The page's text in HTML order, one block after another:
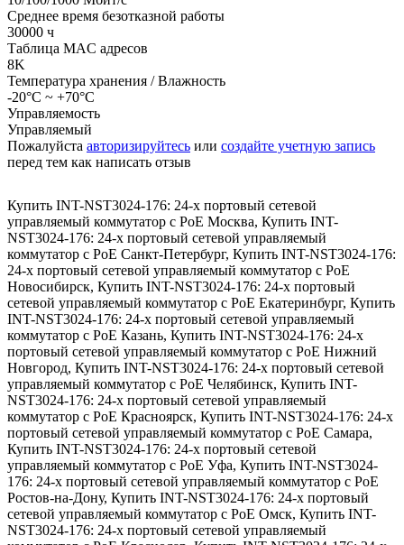
Среднее время безотказной работы
30000 ч
Таблица MAC адресов
8K
Температура хранения / Влажность
-20°C ~ +70°C
Управляемость
Управляемый
Пожалуйста авторизируйтесь или создайте учетную запись
перед тем как написать отзыв
Купить INT-NST3024-176: 24-х портовый сетевой
управляемый коммутатор с PoE Москва, Купить INT-
NST3024-176: 24-х портовый сетевой управляемый
коммутатор с PoE Санкт-Петербург, Купить INT-NST3024-176:
24-х портовый сетевой управляемый коммутатор с PoE
Новосибирск, Купить INT-NST3024-176: 24-х портовый
сетевой управляемый коммутатор с PoE Екатеринбург, Купить
INT-NST3024-176: 24-х портовый сетевой управляемый
коммутатор с PoE Казань, Купить INT-NST3024-176: 24-х
портовый сетевой управляемый коммутатор с PoE Нижний
Новгород, Купить INT-NST3024-176: 24-х портовый сетевой
управляемый коммутатор с PoE Челябинск, Купить INT-
NST3024-176: 24-х портовый сетевой управляемый
коммутатор с PoE Красноярск, Купить INT-NST3024-176: 24-х
портовый сетевой управляемый коммутатор с PoE Самара,
Купить INT-NST3024-176: 24-х портовый сетевой
управляемый коммутатор с PoE Уфа, Купить INT-NST3024-
176: 24-х портовый сетевой управляемый коммутатор с PoE
Ростов-на-Дону, Купить INT-NST3024-176: 24-х портовый
сетевой управляемый коммутатор с PoE Омск, Купить INT-
NST3024-176: 24-х портовый сетевой управляемый